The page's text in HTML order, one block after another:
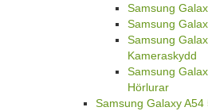
Samsung
Samsung
Samsung
Kameraskydd
Samsung
Hörlurar
Samsung Galaxy A54